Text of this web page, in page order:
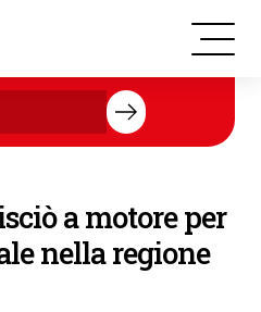
la vostra donazione.
a motore per
nella regione